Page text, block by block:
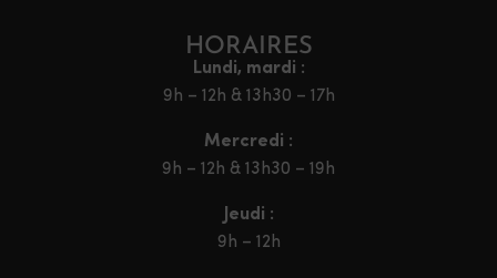
HORAIRES
Lundi, mardi :
9h – 12h & 13h30 – 17h
Mercredi :
9h – 12h & 13h30 – 19h
Jeudi :
9h – 12h